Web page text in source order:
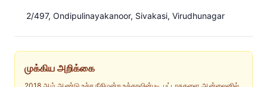
2/497, Ondipulinayakanoor, Sivakasi, Virudhunagar
முக்கிய அறிக்கை